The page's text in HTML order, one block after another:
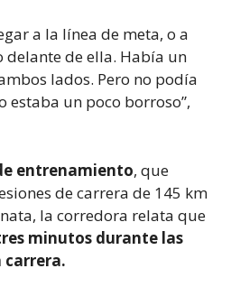
a la línea de meta, o a
de ella. Había un
lados. Pero no podía
estaba un poco borroso”,
entrenamiento, que
de carrera de 145 km
la corredora relata que
minutos durante las
carrera.